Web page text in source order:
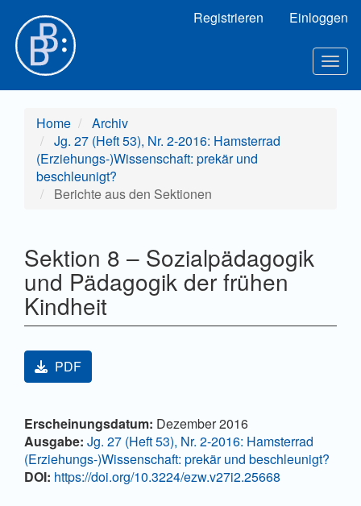
Hauptinhalt
Sidebar
Registrieren Einloggen
Home
Archiv
Jg. 27 (Heft 53), Nr. 2-2016: Hamsterrad
(Erziehungs-)Wissenschaft: prekär und
beschleunigt?
Berichte aus den Sektionen
Sektion 8 – Sozialpädagogik
und Pädagogik der frühen
Kindheit
Artikel-Sidebar
PDF
Hauptsächlicher Artikelinhalt
Artikel-Details
Erscheinungsdatum: Dezember 2016
Ausgabe: Jg. 27 (Heft 53), Nr. 2-2016: Hamsterrad
(Erziehungs-)Wissenschaft: prekär und beschleunigt?
DOI: https://doi.org/10.3224/ezw.v27i2.25668